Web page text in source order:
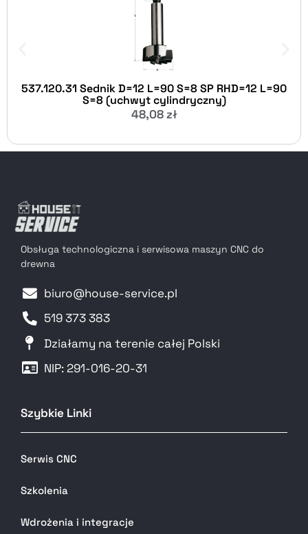
537.120.31 Sednik D=12 L=90 S=8 SP RHD=12 L=90
S=8 (uchwyt cylindryczny)
48,08 zł
Obsługa technologiczna i serwisowa maszyn CNC do
drewna
biuro@house-service.pl
519 373 383
Działamy na terenie całej Polski
NIP: 291-016-20-31​
Szybkie Linki
Serwis CNC
Szkolenia
Wdrożenia i integracje